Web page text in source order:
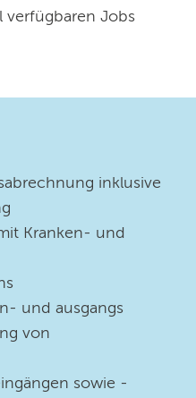
und Bilder
verfügbaren Jobs
inklusive
Kranken- und
und ausgangs
von
sowie -